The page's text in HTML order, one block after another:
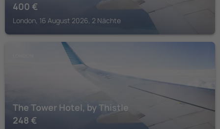
400 €
London, 16 August 2026, 2 Nächte
The Tower Hotel, by Thistle
248 €